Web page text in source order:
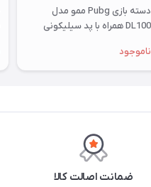
دسته بازی Pubg ممو مدل
DL100 همراه با پد سیلیکونی
ناموجود
ضمانت اصالت کالا